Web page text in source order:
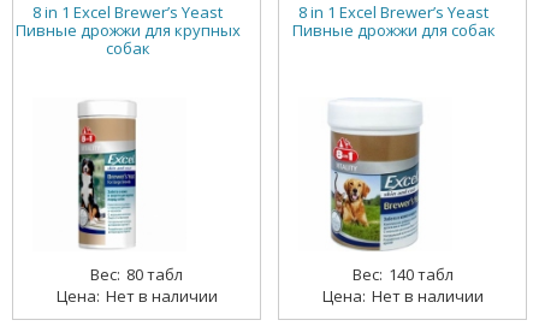
8 in 1 Excel Brewer’s Yeast
Пивные дрожжи для крупных
собак
80 табл
Нет в наличии
8 in 1 Excel Brewer’s Yeast
Пивные дрожжи для собак
140 табл
Нет в наличии